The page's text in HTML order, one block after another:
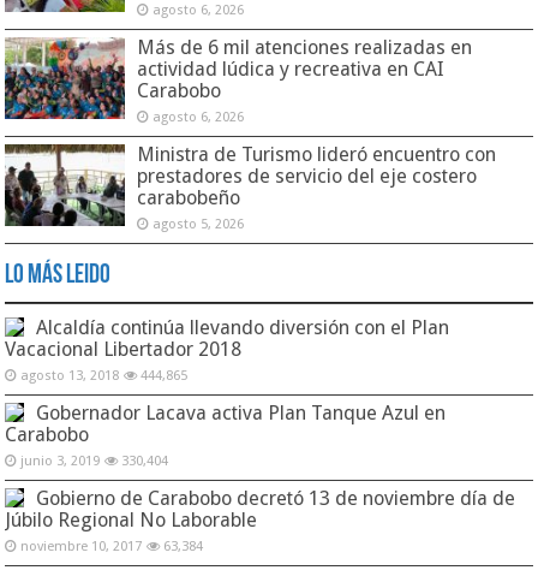
agosto 6, 2026
Más de 6 mil atenciones realizadas en
actividad lúdica y recreativa en CAI
Carabobo
agosto 6, 2026
Ministra de Turismo lideró encuentro con
prestadores de servicio del eje costero
carabobeño
agosto 5, 2026
Lo Más Leido
Alcaldía continúa llevando diversión con el Plan
Vacacional Libertador 2018
agosto 13, 2018 444,865
Gobernador Lacava activa Plan Tanque Azul en
Carabobo
junio 3, 2019 330,404
Gobierno de Carabobo decretó 13 de noviembre día de
Júbilo Regional No Laborable
noviembre 10, 2017 63,384